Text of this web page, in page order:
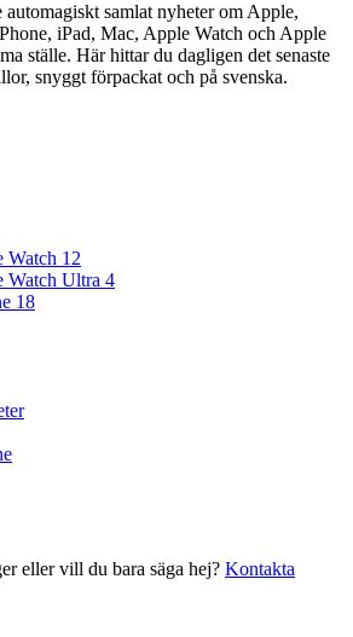
automagiskt samlat nyheter om Apple,
iPad, Mac, Apple Watch och Apple
ställe. Här hittar du dagligen det senaste
snyggt förpackat och på svenska.
Watch 12
Watch Ultra 4
18
eller vill du bara säga hej? Kontakta